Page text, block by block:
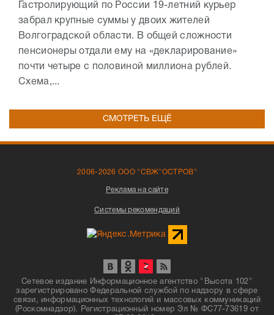
Гастролирующий по России 19-летний курьер
забрал крупные суммы у двоих жителей
Волгоградской области. В общей сложности
пенсионеры отдали ему на «декларирование»
почти четыре с половиной миллиона рублей.
Схема,...
СМОТРЕТЬ ЕЩЁ
2006-2026 ООО "СВЖ"ОСТРОВ"
Реклама на сайте
Системы рекомендаций
Сетевое издание Информационное агентство "Высота 102"
зарегистрировано Федеральной службой по надзору в сфере
связи, информационных технологий и массовых коммуникаций
(Роскомнадзор). Регистрационный номер Эл № ФС77-73619 от